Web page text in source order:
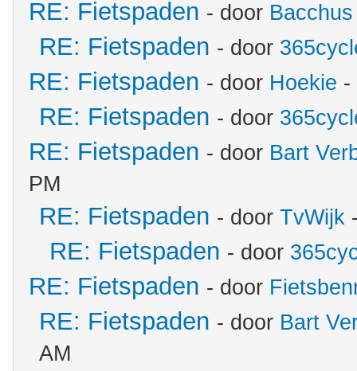
RE: Fietspaden - door Bacchus
RE: Fietspaden - door
RE: Fietspaden - door Hoekie -
RE: Fietspaden - door
RE: Fietspaden - door Bart
PM
RE: Fietspaden - door TvWijk
RE: Fietspaden - door
RE: Fietspaden - door
RE: Fietspaden - door Bart
AM